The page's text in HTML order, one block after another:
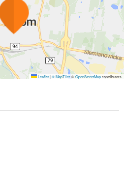
Leaflet|© MapTiler©OpenStreetMapcontributors